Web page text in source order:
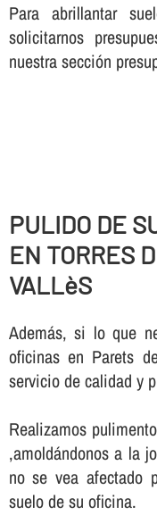
Para abrillantar
solicitarnos
nuestra sección
PULIDO DE
EN TORRES
VALLèS
Además, si lo que
oficinas en Parets
servicio de calidad y
Realizamos
,amoldándonos a la
no se vea afectado
suelo de su oficina.